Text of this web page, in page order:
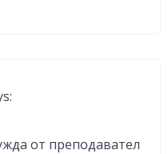
от преподавател